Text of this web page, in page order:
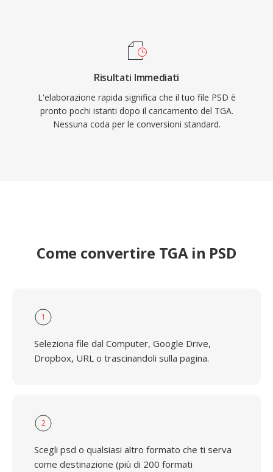
Risultati Immediati
L'elaborazione rapida significa che il tuo file PSD è
pronto pochi istanti dopo il caricamento del TGA.
Nessuna coda per le conversioni standard.
Come convertire TGA in PSD
1
Seleziona file dal Computer, Google Drive,
Dropbox, URL o trascinandoli sulla pagina.
2
Scegli psd o qualsiasi altro formato che ti serva
come destinazione (più di 200 formati